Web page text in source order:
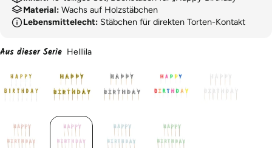
Material: Wachs auf Holzstäbchen
Lebensmittelecht: Stäbchen für direkten Torten-Kontakt
Aus dieser Serie Helllila